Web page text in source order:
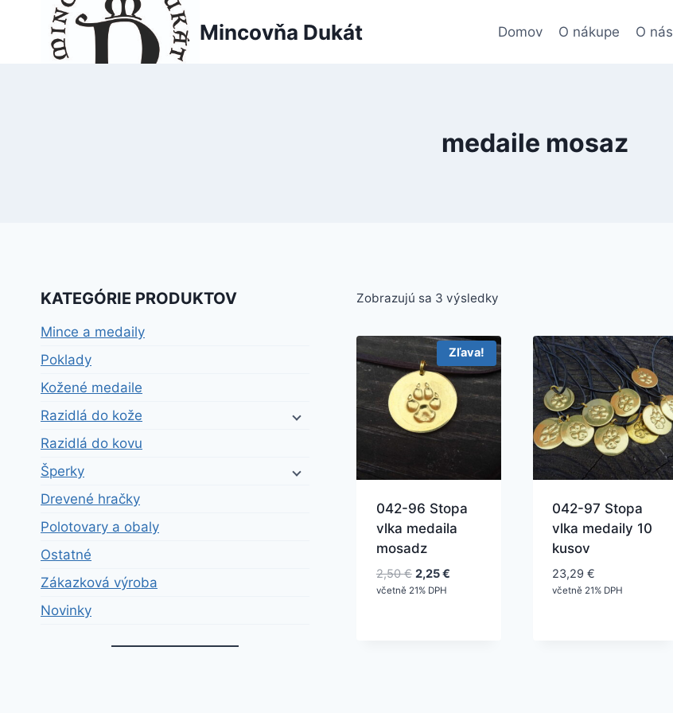
Mincovňa Dukát Domov O nákupe O nás
medaile mosaz
Zobrazujú sa 3 výsledky
Zľava!
042-96 Stopa
vlka medaila
mosadz
2,50€ Pôvodná
cena
2,25€Aktuálna
včetně 21% DPH
042-97 Stopa
vlka medaily 10
kusov
23,29 €
včetně 21% DPH
KATEGÓRIE PRODUKTOV
Mince a medaily
Poklady
Kožené medaile
Razidlá do kože
Razidlá do kovu
Šperky
Drevené hračky
Polotovary a obaly
Ostatné
Zákazková výroba
Novinky